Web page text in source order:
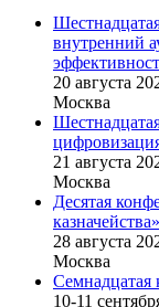
внутренний
20 августа
Москва
21 августа
Москва
Десятая
казначейства»
28 августа
Москва
Семнадцатая
10-11